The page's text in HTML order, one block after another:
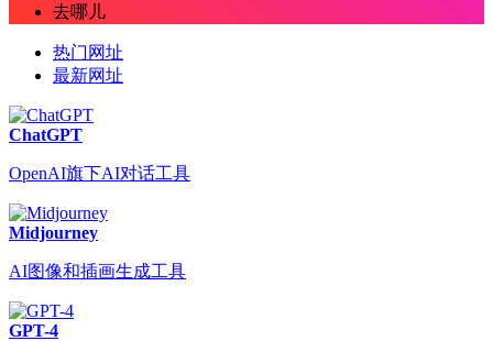
去哪儿
热门网址
最新网址
ChatGPT
OpenAI旗下AI对话工具
Midjourney
AI图像和插画生成工具
GPT-4